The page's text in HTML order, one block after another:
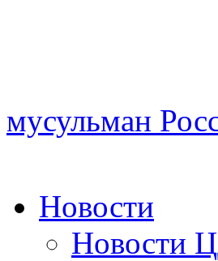
мусульман
Новости
Новости